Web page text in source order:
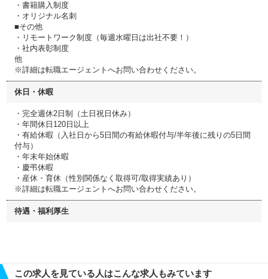
・書籍購入制度
・オリジナル名刺
■その他
・リモートワーク制度（毎週水曜日は出社不要！）
・社内表彰制度
他
※詳細は転職エージェントへお問い合わせください。
休日・休暇
・完全週休2日制（土日祝日休み）
・年間休日120日以上
・有給休暇（入社日から5日間の有給休暇付与/半年後に残りの5日間
付与）
・年末年始休暇
・慶弔休暇
・産休・育休（性別関係なく取得可/取得実績あり）
※詳細は転職エージェントへお問い合わせください。
待遇・福利厚生
この求人を見ている人はこんな求人もみています